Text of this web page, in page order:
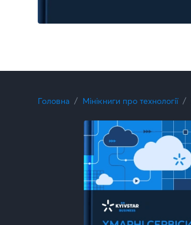
Головна Мінікниги про технології